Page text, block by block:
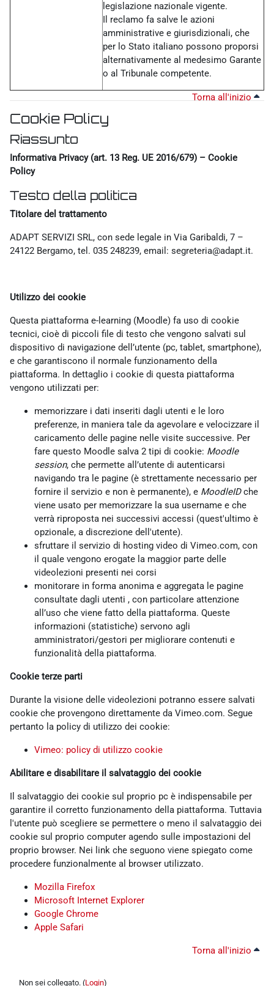
legislazione nazionale vigente.
Il reclamo fa salve le azioni
amministrative e giurisdizionali, che
per lo Stato italiano possono proporsi
alternativamente al medesimo Garante
o al Tribunale competente.
Torna all'inizio
Cookie Policy
Riassunto
Informativa Privacy (art. 13 Reg. UE 2016/679) – Cookie
Policy
Testo della politica
Titolare del trattamento
ADAPT SERVIZI SRL, con sede legale in Via Garibaldi, 7 –
24122 Bergamo, tel. 035 248239, email: segreteria@adapt.it.
Utilizzo dei cookie
Questa piattaforma e-learning (Moodle) fa uso di cookie
tecnici, cioè di piccoli file di testo che vengono salvati sul
dispositivo di navigazione dell’utente (pc, tablet, smartphone),
e che garantiscono il normale funzionamento della
piattaforma. In dettaglio i cookie di questa piattaforma
vengono utilizzati per:
memorizzare i dati inseriti dagli utenti e le loro
preferenze, in maniera tale da agevolare e velocizzare il
caricamento delle pagine nelle visite successive. Per
fare questo Moodle salva 2 tipi di cookie: Moodle
session, che permette all’utente di autenticarsi
navigando tra le pagine (è strettamente necessario per
fornire il servizio e non è permanente), e MoodleIDche
viene usato per memorizzare la sua username e che
verrà riproposta nei successivi accessi (quest'ultimo è
opzionale, a discrezione dell'utente).
sfruttare il servizio di hosting video di Vimeo.com, con
il quale vengono erogate la maggior parte delle
videolezioni presenti nei corsi
monitorare in forma anonima e aggregata le pagine
consultate dagli utenti , con particolare attenzione
all’uso che viene fatto della piattaforma. Queste
informazioni (statistiche) servono agli
amministratori/gestori per migliorare contenuti e
funzionalità della piattaforma.
Cookie terze parti
Durante la visione delle videolezioni potranno essere salvati
cookie che provengono direttamente da Vimeo.com. Segue
pertanto la policy di utilizzo dei cookie:
Vimeo: policy di utilizzo cookie
Abilitare e disabilitare il salvataggio dei cookie
Il salvataggio dei cookie sul proprio pc è indispensabile per
garantire il corretto funzionamento della piattaforma. Tuttavia
l'utente può scegliere se permettere o meno il salvataggio dei
cookie sul proprio computer agendo sulle impostazioni del
proprio browser. Nei link che seguono viene spiegato come
procedere funzionalmente al browser utilizzato.
Mozilla Firefox
Microsoft Internet Explorer
Google Chrome
Apple Safari
Torna all'inizio
Non sei collegato. (Login)